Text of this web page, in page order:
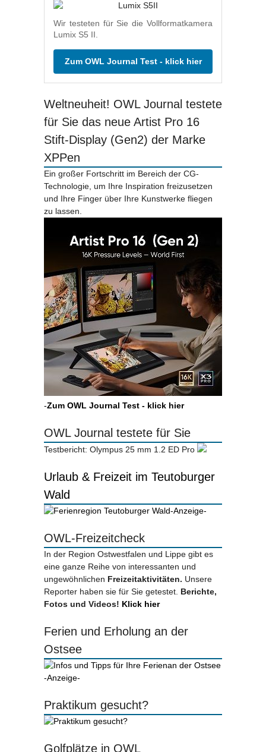
Wir testeten für Sie die Vollformatkamera
Lumix S5 II.
Zum OWL Journal Test - klick hier
Weltneuheit! OWL Journal testete
für Sie das neue Artist Pro 16
Stift-Display (Gen2) der Marke
XPPen
Ein großer Fortschritt im Bereich der CG-
Technologie, um Ihre Inspiration freizusetzen
und Ihre Finger über Ihre Kunstwerke fliegen
zu lassen.
-Zum OWL Journal Test - klick hier
OWL Journal testete für Sie
Testbericht: Olympus 25 mm 1.2 ED Pro
Urlaub & Freizeit im Teutoburger
Wald
-Anzeige-
OWL-Freizeitcheck
In der Region Ostwestfalen und Lippe gibt es
eine ganze Reihe von interessanten und
ungewöhnlichen Freizeitaktivitäten. Unsere
Reporter haben sie für Sie getestet. Berichte,
Fotos und Videos! Klick hier
Ferien und Erholung an der
Ostsee
-Anzeige-
Praktikum gesucht?
Golfplätze in OWL